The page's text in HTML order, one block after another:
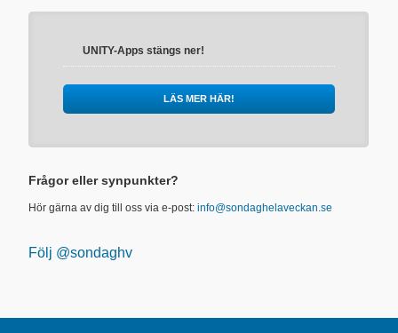
UNITY-Apps stängs ner!
LÄS MER HÄR!
Frågor eller synpunkter?
Hör gärna av dig till oss via e-post:info@sondaghelaveckan.se
Följ @sondaghv